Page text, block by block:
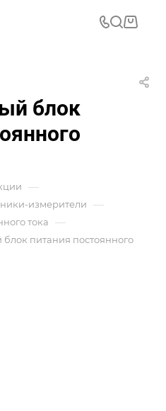
блок
—
измерители —
тока —
блок питания постоянного